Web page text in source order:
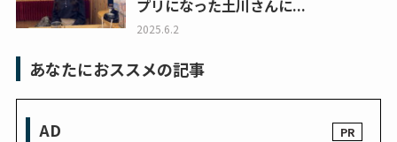
プリになった土川さんに...
2025.6.2
あなたにおススメの記事
AD